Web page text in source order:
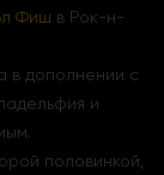
Фиш в Рок-н-
в дополнении с
и
половинкой,